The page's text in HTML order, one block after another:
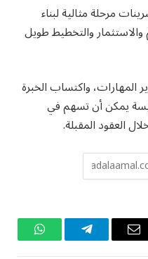
مرحلة مثالية لبناء
والتخطيط طويل
المهارات، واكتساب الخبرة
يمكن أن تسهم في
العقود المقبلة.
البريد
تيلقرام واتساب